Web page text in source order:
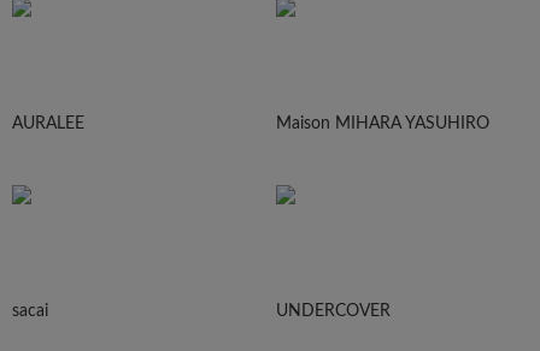
AURALEE Maison MIHARA YASUHIRO
sacai UNDERCOVER